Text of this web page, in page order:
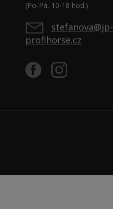
(Po-Pá, 10-18 hod.)
stefanova@jp-
profihorse.cz